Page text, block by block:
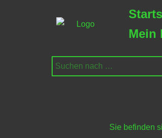
Mein
Sie befinden